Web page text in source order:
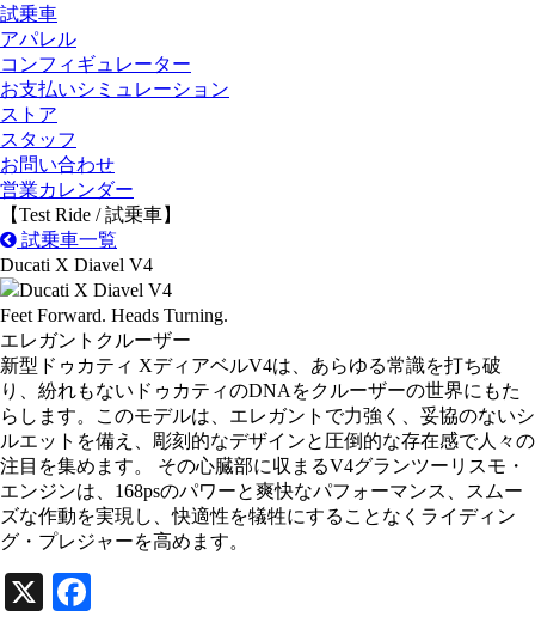
試乗車
アパレル
コンフィギュレーター
お支払いシミュレーション
ストア
スタッフ
お問い合わせ
営業カレンダー
【Test Ride / 試乗車】
試乗車一覧
Ducati X Diavel V4
Feet Forward. Heads Turning.
エレガントクルーザー
新型ドゥカティ XディアベルV4は、あらゆる常識を打ち破
り、紛れもないドゥカティのDNAをクルーザーの世界にもた
らします。このモデルは、エレガントで力強く、妥協のないシ
ルエットを備え、彫刻的なデザインと圧倒的な存在感で人々の
注目を集めます。 その心臓部に収まるV4グランツーリスモ・
エンジンは、168psのパワーと爽快なパフォーマンス、スムー
ズな作動を実現し、快適性を犠牲にすることなくライディン
グ・プレジャーを高めます。
X